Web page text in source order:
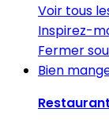
Voir tous
Inspirez-
Fermer
Bien